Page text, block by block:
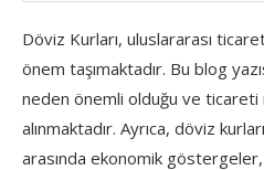
Döviz Kurları, uluslararası
önem taşımaktadır. Bu blog
neden önemli olduğu ve ticareti
alınmaktadır. Ayrıca, döviz
arasında ekonomik